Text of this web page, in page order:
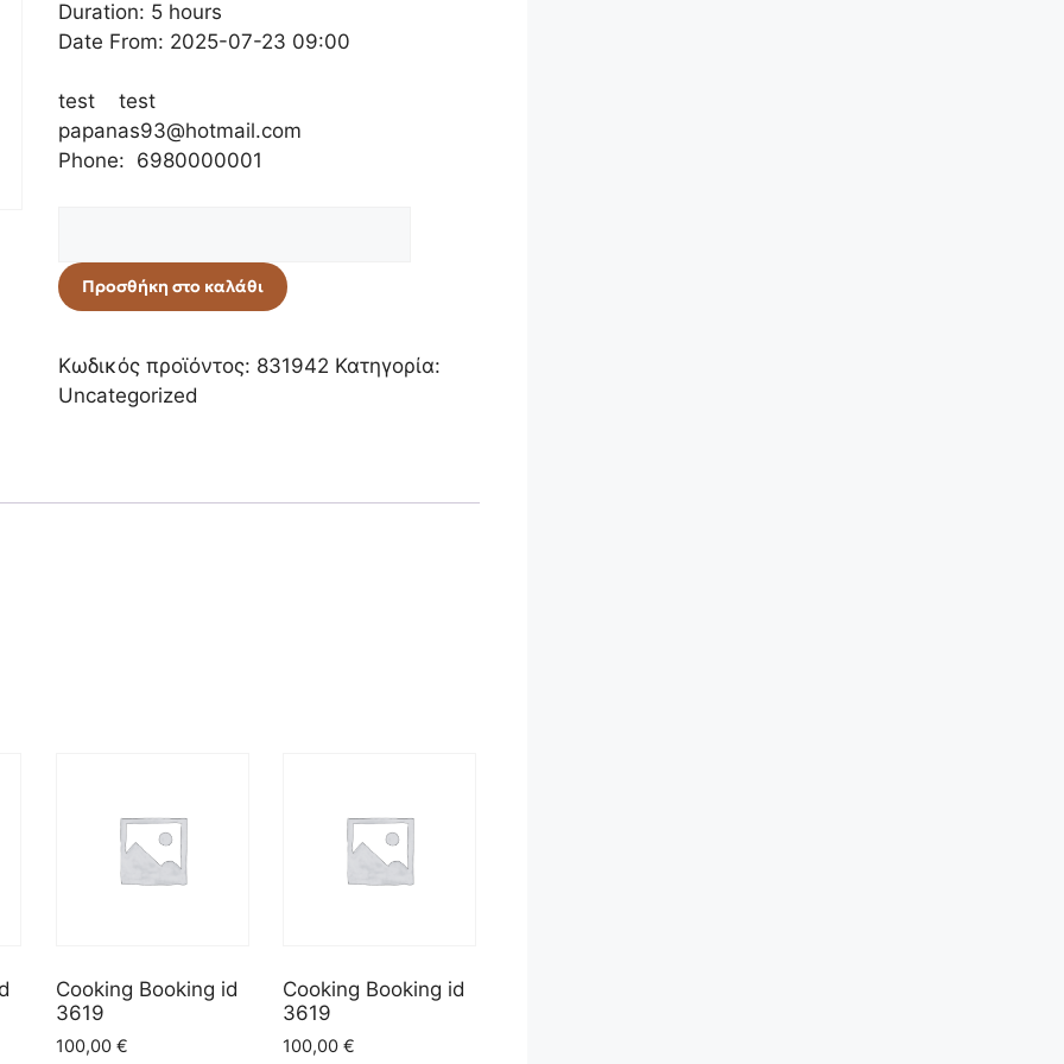
Duration: 5 hours
Date From: 2025-07-23 09:00
test test
papanas93@hotmail.com
Phone: 6980000001
Προσθήκη στο καλάθι
Κωδικός προϊόντος: 831942 Κατηγορία:
Uncategorized
Cooking Booking id
3619
100,00 €
Cooking Booking id
3619
100,00 €